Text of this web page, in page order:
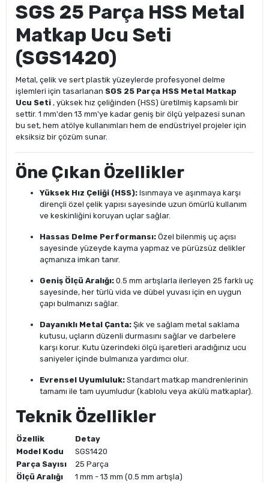
SGS 25 Parça HSS Metal
Matkap Ucu Seti
(SGS1420)
Metal, çelik ve sert plastik yüzeylerde profesyonel delme
işlemleri için tasarlanan SGS 25 Parça HSS Metal Matkap
Ucu Seti , yüksek hız çeliğinden (HSS) üretilmiş kapsamlı bir
settir. 1 mm'den 13 mm'ye kadar geniş bir ölçü yelpazesi sunan
bu set, hem atölye kullanımları hem de endüstriyel projeler için
eksiksiz bir çözüm sunar.
Öne Çıkan Özellikler
Yüksek Hız Çeliği (HSS): Isınmaya ve aşınmaya karşı
dirençli özel çelik yapısı sayesinde uzun ömürlü kullanım
ve keskinliğini koruyan uçlar sağlar.
Hassas Delme Performansı: Özel bilenmiş uç açısı
sayesinde yüzeyde kayma yapmaz ve pürüzsüz delikler
açmanıza imkan tanır.
Geniş Ölçü Aralığı: 0.5 mm artışlarla ilerleyen 25 farklı uç
sayesinde, her türlü vida ve dübel yuvası için en uygun
çapı bulmanızı sağlar.
Dayanıklı Metal Çanta: Şık ve sağlam metal saklama
kutusu, uçların düzenli durmasını sağlar ve darbelere
karşı korur. Kutu üzerindeki ölçü işaretleri aradığınız ucu
saniyeler içinde bulmanıza yardımcı olur.
Evrensel Uyumluluk: Standart matkap mandrenlerinin
tamamı ile tam uyumludur (kablolu veya akülü matkaplar).
Teknik Özellikler
Özellik
Detay
Model Kodu
SGS1420
Parça Sayısı
25 Parça
Ölçü Aralığı
1 mm - 13 mm (0.5 mm artışla)